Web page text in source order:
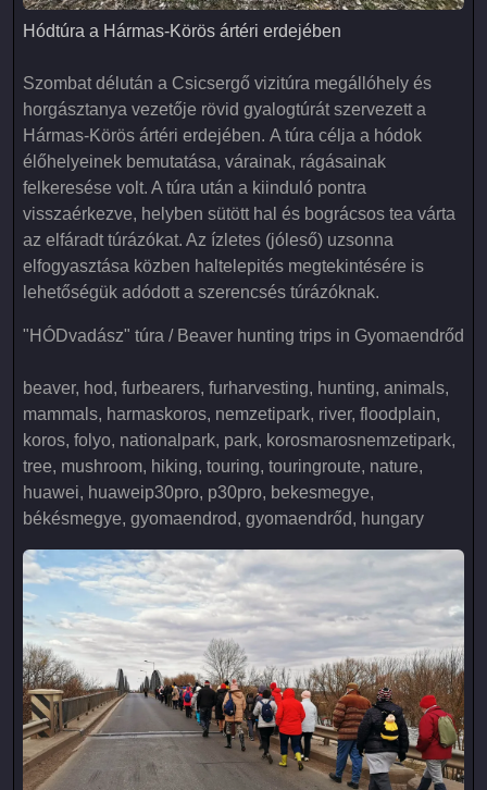
Hódtúra a Hármas-Körös ártéri erdejében
Hódtúra a Hármas-Körös ártéri erdejében
Szombat délután a Csicsergő vizitúra megállóhely és
horgásztanya vezetője rövid gyalogtúrát szervezett a
Hármas-Körös ártéri erdejében. A túra célja a hódok
élőhelyeinek bemutatása, várainak, rágásainak
felkeresése volt. A túra után a kiinduló pontra
visszaérkezve, helyben sütött hal és bográcsos tea várta
az elfáradt túrázókat. Az ízletes (jóleső) uzsonna
elfogyasztása közben haltelepités megtekintésére is
lehetőségük adódott a szerencsés túrázóknak.
"HÓDvadász" túra / Beaver hunting trips in Gyomaendrőd
beaver, hod, furbearers, furharvesting, hunting, animals,
mammals, harmaskoros, nemzetipark, river, floodplain,
koros, folyo, nationalpark, park, korosmarosnemzetipark,
tree, mushroom, hiking, touring, touringroute, nature,
huawei, huaweip30pro, p30pro, bekesmegye,
békésmegye, gyomaendrod, gyomaendrőd, hungary